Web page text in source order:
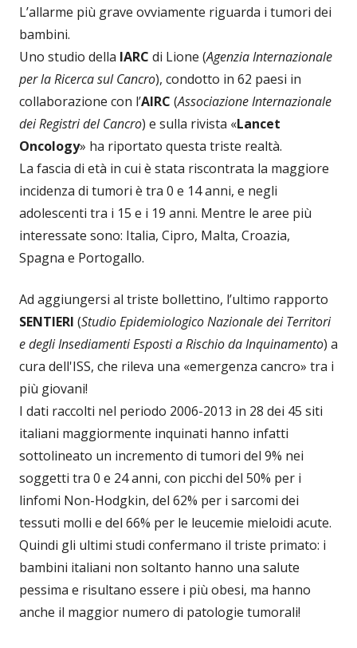
L’allarme più grave ovviamente riguarda i tumori dei
bambini.
Uno studio della IARC di Lione (Agenzia Internazionale
per la Ricerca sul Cancro), condotto in 62 paesi in
collaborazione con l’AIRC (Associazione Internazionale
dei Registri del Cancro) e sulla rivista «Lancet
Oncology» ha riportato questa triste realtà.
La fascia di età in cui è stata riscontrata la maggiore
incidenza di tumori è tra 0 e 14 anni, e negli
adolescenti tra i 15 e i 19 anni. Mentre le aree più
interessate sono: Italia, Cipro, Malta, Croazia,
Spagna e Portogallo.
Ad aggiungersi al triste bollettino, l’ultimo rapporto
SENTIERI (Studio Epidemiologico Nazionale dei Territori
e degli Insediamenti Esposti a Rischio da Inquinamento) a
cura dell'ISS, che rileva una «emergenza cancro» tra i
più giovani!
I dati raccolti nel periodo 2006-2013 in 28 dei 45 siti
italiani maggiormente inquinati hanno infatti
sottolineato un incremento di tumori del 9% nei
soggetti tra 0 e 24 anni, con picchi del 50% per i
linfomi Non-Hodgkin, del 62% per i sarcomi dei
tessuti molli e del 66% per le leucemie mieloidi acute.
Quindi gli ultimi studi confermano il triste primato: i
bambini italiani non soltanto hanno una salute
pessima e risultano essere i più obesi, ma hanno
anche il maggior numero di patologie tumorali!